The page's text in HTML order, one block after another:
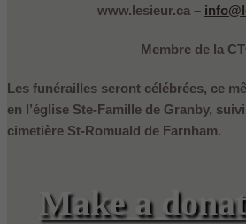
www.lesieur.ca –
Membre de la
Les funérailles seront célébrées, ce
en l’église Ste-Famille de Granby,
cimetière St-Romuald de Farnham.
Make a